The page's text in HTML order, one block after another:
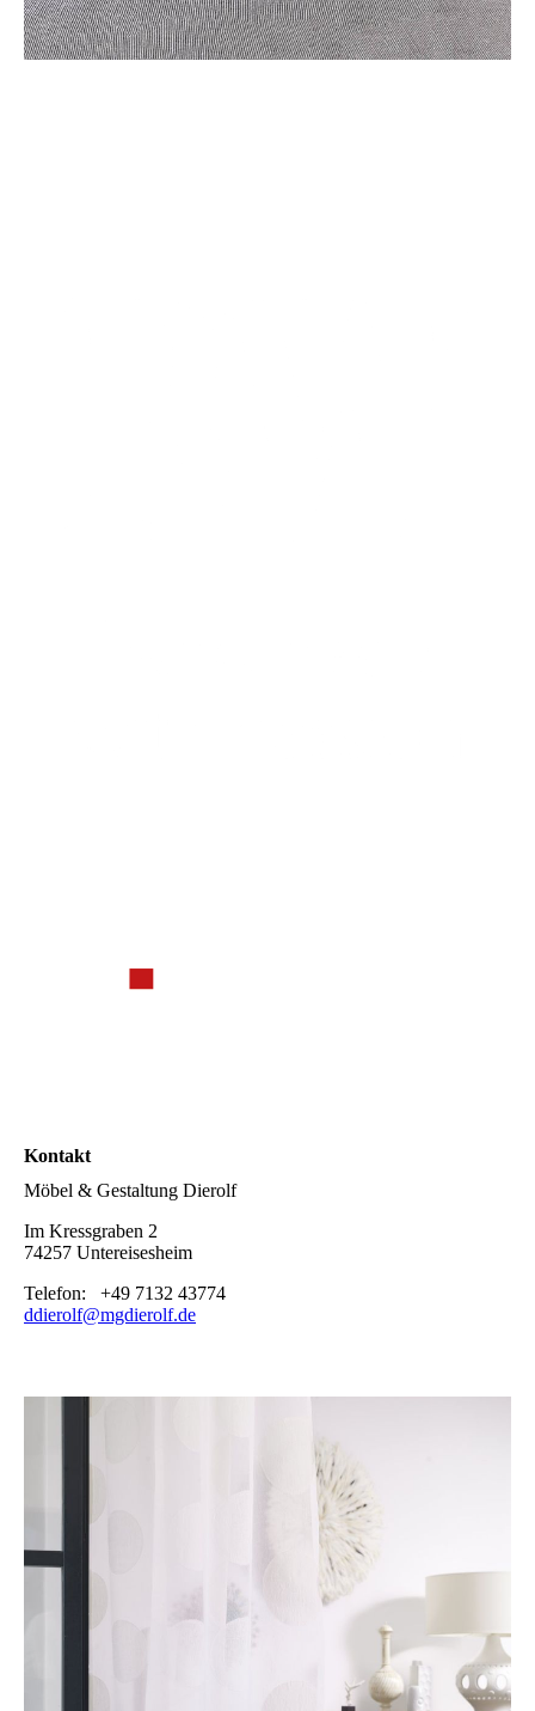
Kontakt
Möbel & Gestaltung Dierolf
Im Kressgraben 2
74257 Untereisesheim
Telefon: +49 7132 43774
ddierolf@mgdierolf.de